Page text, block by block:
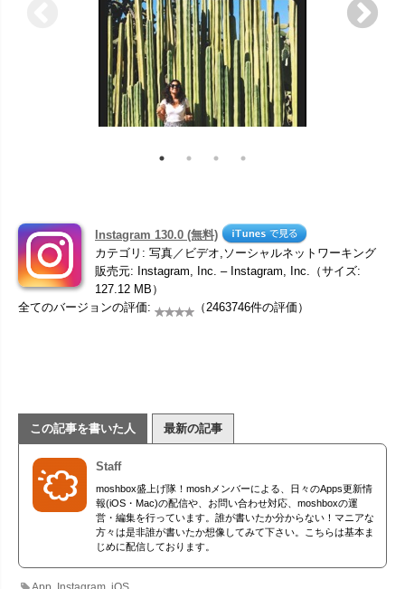
Instagram 130.0 (無料)
カテゴリ: 写真／ビデオ,ソーシャルネットワーキング
販売元: Instagram, Inc. – Instagram, Inc.（サイズ:
127.12 MB）
全てのバージョンの評価:
（2463746件の評価）
この記事を書いた人 最新の記事
Staff
moshbox盛上げ隊！moshメンバーによる、日々のApps更新情
報(iOS・Mac)の配信や、お問い合わせ対応、moshboxの運
営・編集を行っています。誰が書いたか分からない！マニアな
方々は是非誰が書いたか想像してみて下さい。こちらは基本ま
じめに配信しております。